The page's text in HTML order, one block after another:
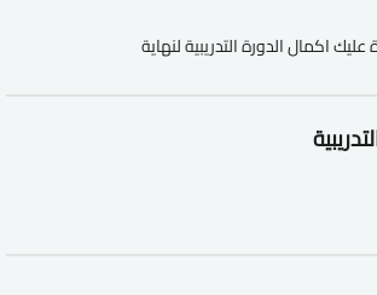
اكمال الدورة التدريبية لنهاية